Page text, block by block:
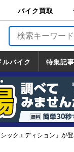
バイク買取
バイク買取
ルバイク
ルバイク
特集記事
ックエディション」が